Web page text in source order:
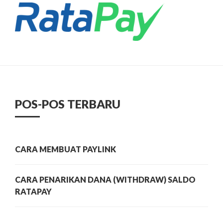
POS-POS TERBARU
CARA MEMBUAT PAYLINK
CARA PENARIKAN DANA (WITHDRAW) SALDO
RATAPAY